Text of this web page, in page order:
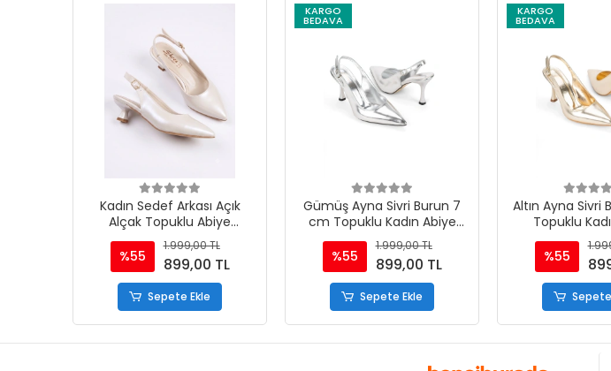
Kadın Sedef Arkası Açık
Alçak Topuklu Abiye
Ayakkabı
%55
1.999,00 TL
899,00 TL
Sepete Ekle
KARGO
BEDAVA
Gümüş Ayna Sivri Burun 7
cm Topuklu Kadın Abiye
Ayakkabı
%55
1.999,00 TL
899,00 TL
Sepete Ekle
KARGO
BEDAVA
Altın Ayna Sivri
Topuklu
%55